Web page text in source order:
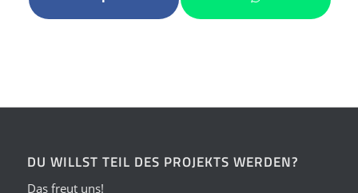
DU WILLST TEIL DES PROJEKTS WERDEN?
Das freut uns!